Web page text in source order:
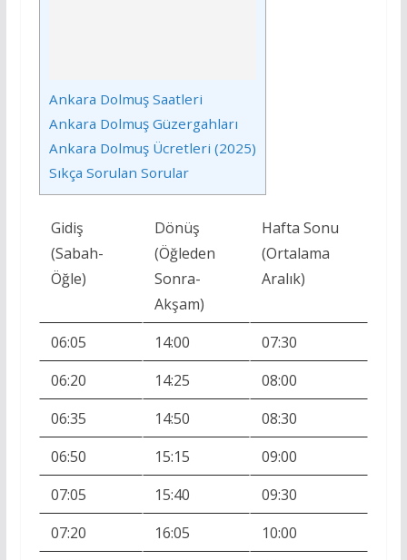
Ankara Dolmuş Saatleri
Ankara Dolmuş Güzergahları
Ankara Dolmuş Ücretleri (2025)
Sıkça Sorulan Sorular
Gidiş
(Sabah-
Öğle)
Dönüş
(Öğleden
Sonra-
Akşam)
Hafta Sonu
(Ortalama
Aralık)
06:05 14:00
07:30
06:20
14:25
08:00
06:35
14:50
08:30
06:50
15:15
09:00
07:05
15:40
09:30
07:20
16:05
10:00